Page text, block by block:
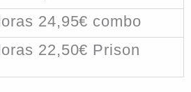
24,95€ combo
22,50€ Prison